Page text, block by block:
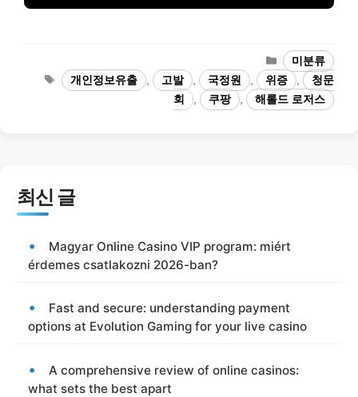
카
테
고
리
미분류
태
그
개인정보유출 고발 국정원 위증
청문
회
쿠팡 해롤드 로저스
최신 글
Magyar Online Casino VIP program: miért
érdemes csatlakozni 2026-ban?
Fast and secure: understanding payment
options at Evolution Gaming for your live casino
A comprehensive review of online casinos:
what sets the best apart